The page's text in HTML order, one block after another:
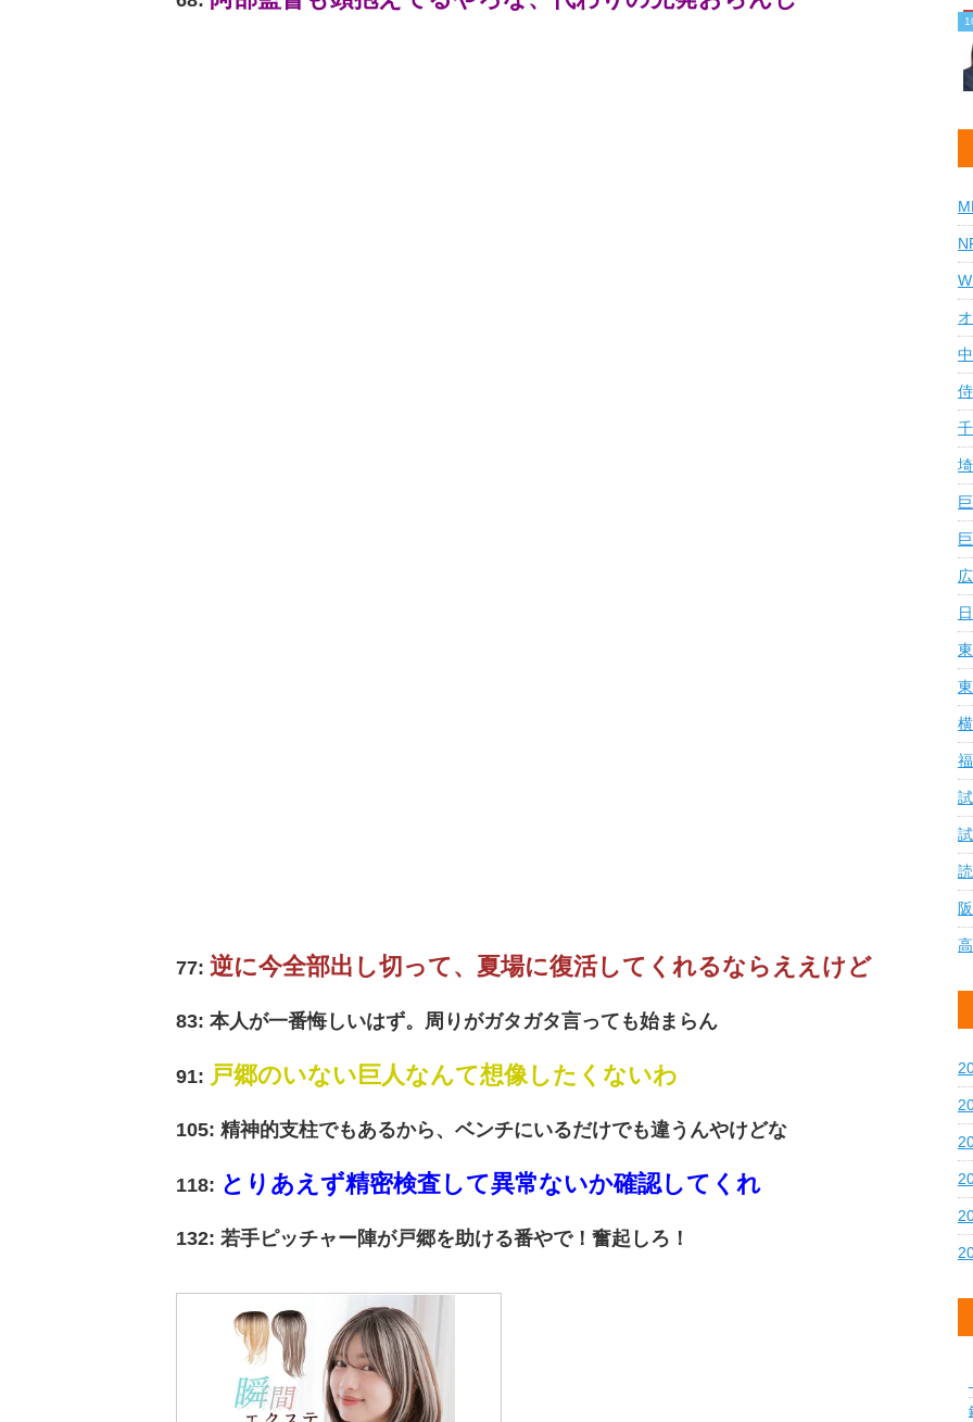
77: 逆に今全部出し切って、夏場に復活してくれるならええけど
83: 本人が一番悔しいはず。周りがガタガタ言っても始まらん
91: 戸郷のいない巨人なんて想像したくないわ
105: 精神的支柱でもあるから、ベンチにいるだけでも違うんやけどな
118: とりあえず精密検査して異常ないか確認してくれ
132: 若手ピッチャー陣が戸郷を助ける番やで！奮起しろ！